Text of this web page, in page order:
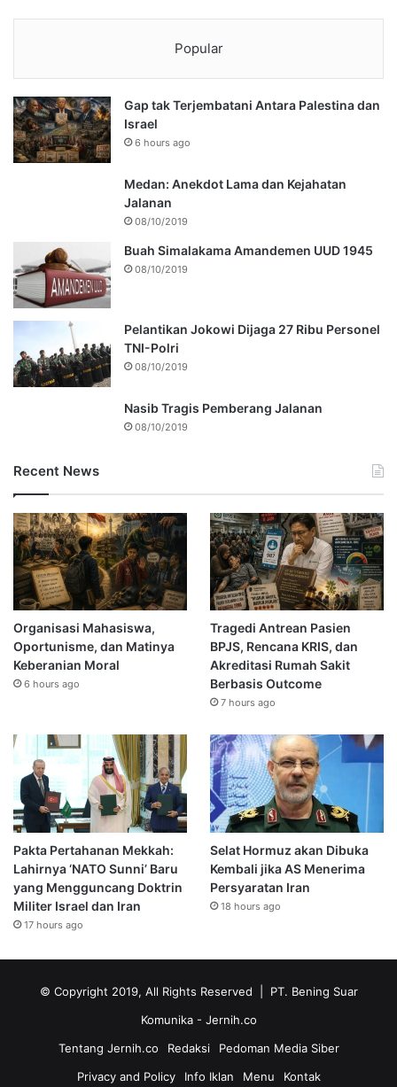
Popular
Gap tak Terjembatani Antara Palestina dan
Israel
6 hours ago
Medan: Anekdot Lama dan Kejahatan
Jalanan
08/10/2019
Buah Simalakama Amandemen UUD 1945
08/10/2019
Pelantikan Jokowi Dijaga 27 Ribu Personel
TNI-Polri
08/10/2019
Nasib Tragis Pemberang Jalanan
08/10/2019
Recent News
Organisasi Mahasiswa,
Oportunisme, dan Matinya
Keberanian Moral
6 hours ago
Tragedi Antrean Pasien
BPJS, Rencana KRIS, dan
Akreditasi Rumah Sakit
Berbasis Outcome
7 hours ago
Pakta Pertahanan Mekkah:
Lahirnya ‘NATO Sunni’ Baru
yang Mengguncang Doktrin
Militer Israel dan Iran
17 hours ago
Selat Hormuz akan Dibuka
Kembali jika AS Menerima
Persyaratan Iran
18 hours ago
© Copyright 2019, All Rights Reserved | PT. Bening Suar
Komunika - Jernih.co
Tentang Jernih.co
Redaksi
Pedoman Media Siber
Privacy and Policy
Info Iklan Menu Kontak